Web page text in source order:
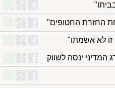
החזרת החטופים"
זו לא אשמתו"
ינסה לשווק